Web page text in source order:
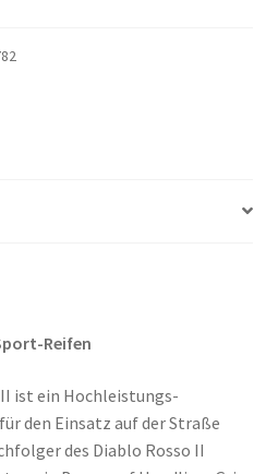
Reifen
ist ein Hochleistungs-
den Einsatz auf der Straße
des Diablo Rosso II